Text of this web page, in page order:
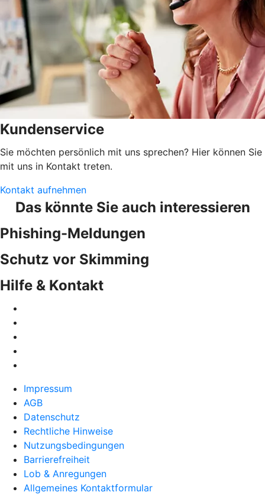
Kundenservice
Sie möchten persönlich mit uns sprechen? Hier können Sie
mit uns in Kontakt treten.
Kontakt aufnehmen
Das könnte Sie auch interessieren
Phishing-Meldungen
Schutz vor Skimming
Hilfe & Kontakt
Impressum
AGB
Datenschutz
Rechtliche Hinweise
Nutzungsbedingungen
Barrierefreiheit
Lob & Anregungen
Allgemeines Kontaktformular